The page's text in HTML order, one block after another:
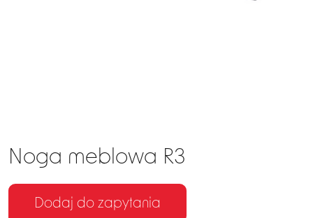
Noga meblowa R3
Dodaj do zapytania